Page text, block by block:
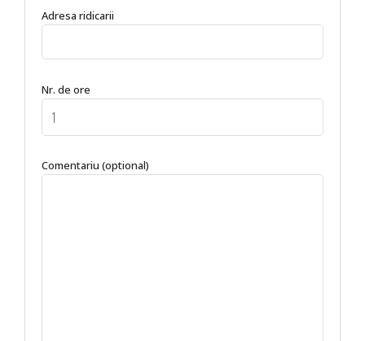
Adresa ridicarii
Nr. de ore
Comentariu (optional)